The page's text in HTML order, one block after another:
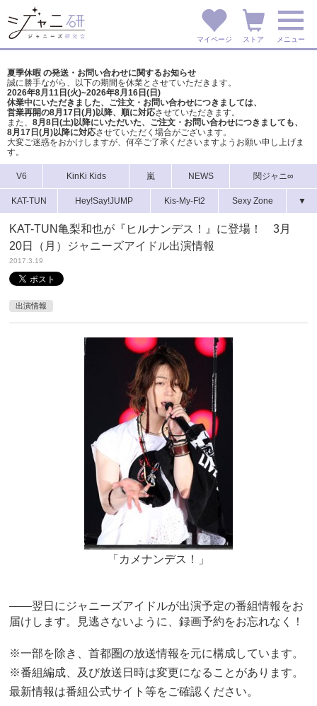
マイページ ストア メニュー
夏季休暇 の発送・お問い合わせに関するお知らせ
誠に勝手ながら、以下の期間を休業とさせていただきます。
2026年8月11日(火)~2026年8月16日(日)
休業中にいただきました、ご注文・お問い合わせにつきましては、
営業再開の8月17日(月)以降、順に対応させていただきます。
また、 8月8日(土)以降にいただいた、ご注文・ お問い合わせにつきましても、
8月17日(月)以降に対応させていただく場合がございます。
大変ご迷惑をおかけしますが、 何卒ご了承くださいますようお願い申し上げま
す。
V6 KinKi Kids 嵐 NEWS 関ジャニ∞
KAT-TUN Hey!Say!JUMP Kis-My-Ft2 Sexy Zone ▼
KAT-TUN亀梨和也が『ヒルナンデス！』に登場！ 3月
20日（月）ジャニーズアイドル出演情報
2017.3.19
出演情報
「カメナンデス！」
――翌日にジャニーズアイドルが出演予定の番組情報をお
届けします。見逃さないように、録画予約をお忘れなく！
※一部を除き、首都圏の放送情報を元に構成しています。
※番組編成、及び放送日時は変更になることがあります。
最新情報は番組公式サイト等をご確認ください。